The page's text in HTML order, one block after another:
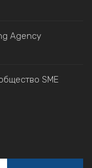
Agency
SME